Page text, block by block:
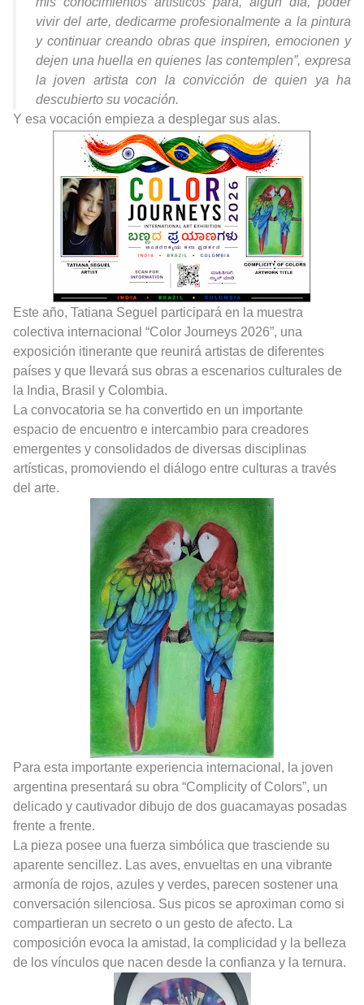
vivir del arte, dedicarme profesionalmente a la pintura
y continuar creando obras que inspiren, emocionen y
dejen una huella en quienes las contemplen”, expresa
la joven artista con la convicción de quien ya ha
descubierto su vocación.
Y esa vocación empieza a desplegar sus alas.
Este año, Tatiana Seguel participará en la muestra
colectiva internacional “Color Journeys 2026”, una
exposición itinerante que reunirá artistas de diferentes
países y que llevará sus obras a escenarios culturales de
la India, Brasil y Colombia.
La convocatoria se ha convertido en un importante
espacio de encuentro e intercambio para creadores
emergentes y consolidados de diversas disciplinas
artísticas, promoviendo el diálogo entre culturas a través
del arte.
Para esta importante experiencia internacional, la joven
argentina presentará su obra “Complicity of Colors”, un
delicado y cautivador dibujo de dos guacamayas posadas
frente a frente.
La pieza posee una fuerza simbólica que trasciende su
aparente sencillez. Las aves, envueltas en una vibrante
armonía de rojos, azules y verdes, parecen sostener una
conversación silenciosa. Sus picos se aproximan como si
compartieran un secreto o un gesto de afecto. La
composición evoca la amistad, la complicidad y la belleza
de los vínculos que nacen desde la confianza y la ternura.